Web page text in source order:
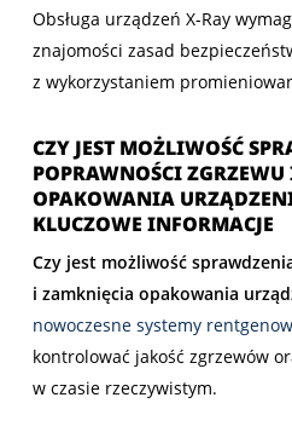
Obsługa urządzeń X-Ray
znajomości zasad
z wykorzystaniem
CZY JEST MOŻLIWOŚĆ
POPRAWNOŚCI
OPAKOWANIA
KLUCZOWE INFORMACJE
Czy jest możliwość
i zamknięcia opakowania
nowoczesne systemy
kontrolować jakość zgrzewów
w czasie rzeczywistym.